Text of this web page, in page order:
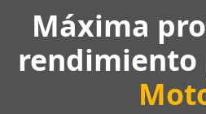
Máxima
rendimiento